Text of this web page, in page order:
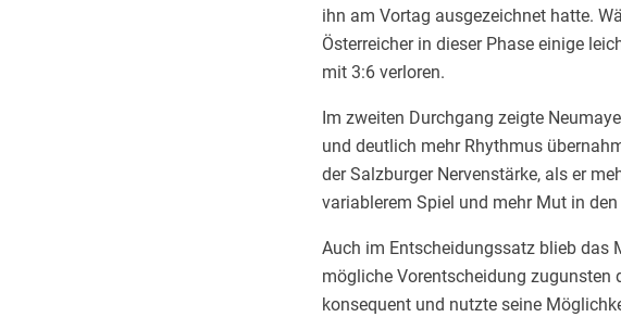
ihn am Vortag ausgezeichnet hatte.
Österreicher in dieser Phase einige
mit 3:6 verloren.
Im zweiten Durchgang zeigte
und deutlich mehr Rhythmus
der Salzburger Nervenstärke, als er
variablerem Spiel und mehr Mut in
Auch im Entscheidungssatz blieb das
mögliche Vorentscheidung zugunsten
konsequent und nutzte seine